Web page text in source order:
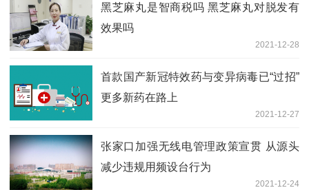
黑芝麻丸是智商税吗 黑芝麻丸对脱发有
效果吗
2021-12-28
首款国产新冠特效药与变异病毒已“过招”
更多新药在路上
2021-12-27
张家口加强无线电管理政策宣贯 从源头
减少违规用频设台行为
2021-12-24